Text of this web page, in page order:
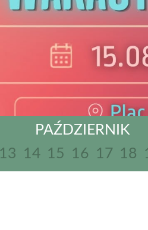
PAŹDZIERNIK
13 14 15 16 17 18